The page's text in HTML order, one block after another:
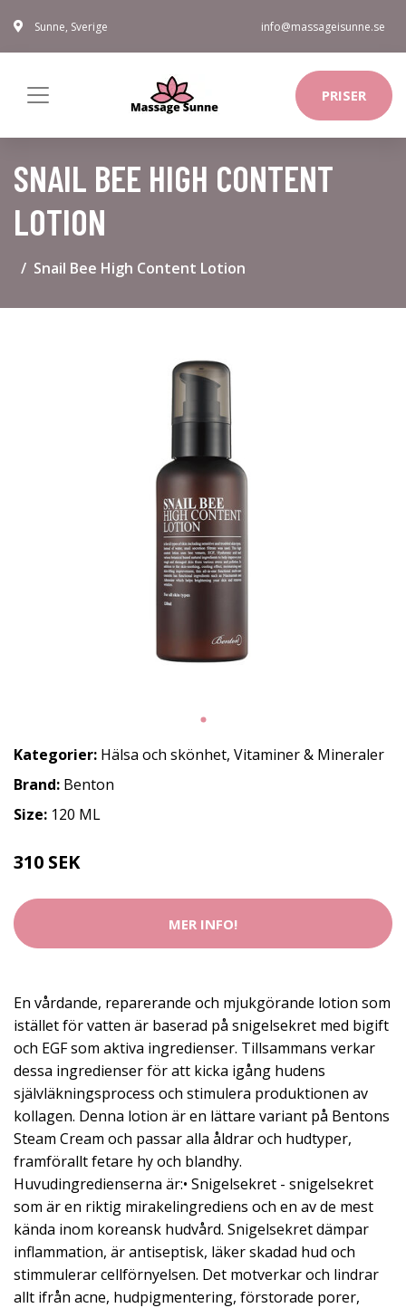
Sunne, Sverige info@massageisunne.se
PRISER
SNAIL BEE HIGH CONTENT
LOTION
Snail Bee High Content Lotion
Kategorier: Hälsa och skönhet, Vitaminer & Mineraler
Brand: Benton
Size: 120 ML
310 SEK
MER INFO!
En vårdande, reparerande och mjukgörande lotion som
istället för vatten är baserad på snigelsekret med bigift
och EGF som aktiva ingredienser. Tillsammans verkar
dessa ingredienser för att kicka igång hudens
självläkningsprocess och stimulera produktionen av
kollagen. Denna lotion är en lättare variant på Bentons
Steam Cream och passar alla åldrar och hudtyper,
framförallt fetare hy och blandhy.
Huvudingredienserna är:• Snigelsekret - snigelsekret
som är en riktig mirakelingrediens och en av de mest
kända inom koreansk hudvård. Snigelsekret dämpar
inflammation, är antiseptisk, läker skadad hud och
stimmulerar cellförnyelsen. Det motverkar och lindrar
allt ifrån acne, hudpigmentering, förstorade porer,